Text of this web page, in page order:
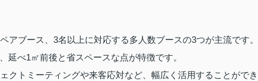
アブース、3名以上に対応する多人数ブースの3つが主流です。
延べ1㎡前後と省スペースな点が特徴です。
クトミーティングや来客応対など、幅広く活用することができ